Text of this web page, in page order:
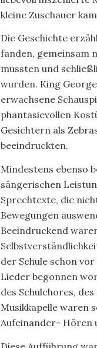
kleine Zuschauer
Die Geschichte
fanden, gemeinsam
mussten und
wurden. King
erwachsene
phantasievollen
Gesichtern als
beeindruckten.
Mindestens ebenso
sängerischen
Sprechtexte, die
Bewegungen
Beeindruckend
der Schule schon
Lieder begonnen
des Schulchores,
Musikkapelle waren
Aufeinander- Hören